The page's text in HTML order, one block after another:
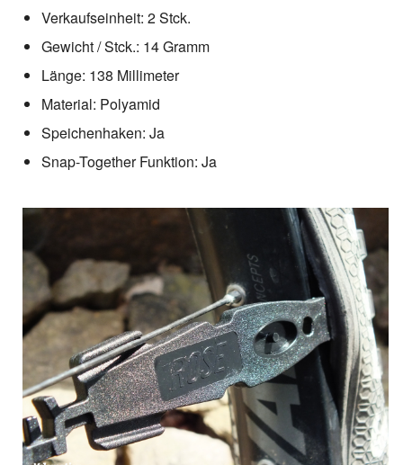
Verkaufseinheit: 2 Stck.
Gewicht / Stck.: 14 Gramm
Länge: 138 Millimeter
Material: Polyamid
Speichenhaken: Ja
Snap-Together Funktion: Ja